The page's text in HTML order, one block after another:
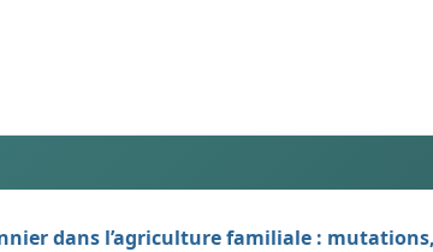
dans l’agriculture familiale :